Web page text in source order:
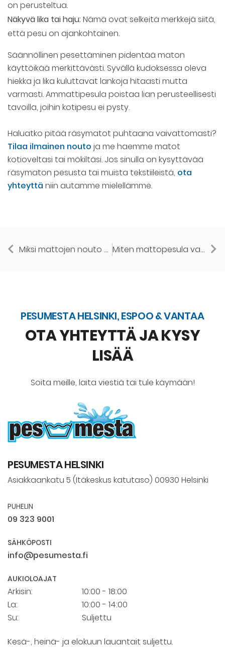
on perusteltua.
Näkyvä lika tai haju:Nämä ovat selkeitä merkkejä siitä,
että pesu on ajankohtainen.
Säännöllinen pesettäminen pidentää maton
käyttöikää merkittävästi. Syvällä kudoksessa oleva
hiekka ja lika kuluttavat lankoja hitaasti mutta
varmasti. Ammattipesula poistaa lian perusteellisesti
tavoilla, joihin kotipesu ei pysty.
Haluatko pitää räsymatot puhtaana vaivattomasti?
Tilaa ilmainen nouto ja me haemme matot
kotioveltasi tai mökiltäsi. Jos sinulla on kysyttävää
räsymaton pesusta tai muista tekstiileistä, ota
yhteyttä niin autamme mielellämme.
Miksi mattojen nouto pesulaan on suosittu vaihtoehto Helsingissä? Miten mattopesula valitaan Helsingissä: käytännön opas
PESUMESTA HELSINKI, ESPOO & VANTAA
OTA YHTEYTTÄ JA KYSY
LISÄÄ
Soita meille, laita viestiä tai tule käymään!
PESUMESTA HELSINKI
Asiakkaankatu 5 (Itäkeskus katutaso) 00930 Helsinki
PUHELIN
09 323 9001
SÄHKÖPOSTI
info@pesumesta.fi
AUKIOLOAJAT
Arkisin:
10:00 - 18:00
La:
10:00 - 14:00
Su:
Suljettu
Kesä-, heinä- ja elokuun lauantait suljettu.